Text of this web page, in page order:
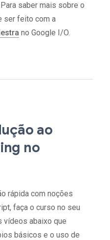
saber mais sobre o
ser feito com a
no Google I/O.
ao
no
rápida com noções
faça o curso no seu
vídeos abaixo que
básicos e o uso de